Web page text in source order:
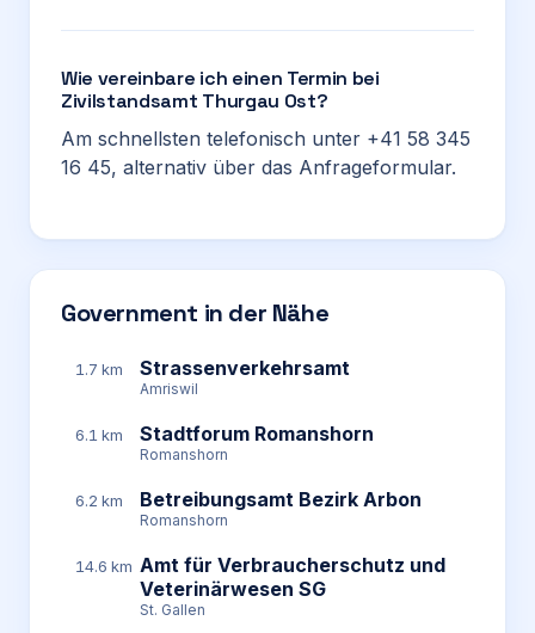
Wie vereinbare ich einen Termin bei
Zivilstandsamt Thurgau Ost?
Am schnellsten telefonisch unter +41 58 345
16 45, alternativ über das Anfrageformular.
Government in der Nähe
1.7 km Strassenverkehrsamt
Amriswil
6.1 km Stadtforum Romanshorn
Romanshorn
6.2 km Betreibungsamt Bezirk Arbon
Romanshorn
14.6 km Amt für Verbraucherschutz und
Veterinärwesen SG
St. Gallen